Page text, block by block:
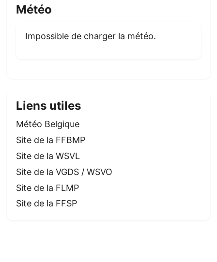
Météo
Impossible de charger la météo.
Liens utiles
Météo Belgique
Site de la FFBMP
Site de la WSVL
Site de la VGDS / WSVO
Site de la FLMP
Site de la FFSP